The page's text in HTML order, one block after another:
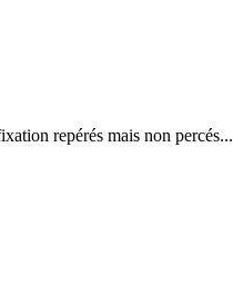
repérés mais non percés...